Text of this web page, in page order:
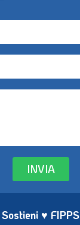
INVIA
Sostieni ♥ FIPPS